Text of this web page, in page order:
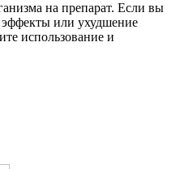
на препарат. Если вы
или ухудшение
использование и